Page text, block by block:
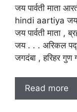
जय पार्वती माता
hindi aartiya जय
जय पार्वती माता ,
जय . . . अरिकल
जगदंबा , हरिहर गुण
Read more